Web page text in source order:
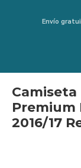
Envío
Camiseta
Premium
2016/17